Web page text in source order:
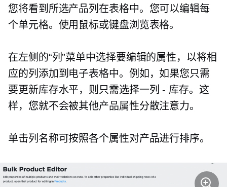
您将看到所选产品列在表格中。您可以编辑每
个单元格。使用鼠标或键盘浏览表格。
在左侧的“列”菜单中选择要编辑的属性，以将相
应的列添加到电子表格中。例如，如果您只需
要更新库存水平，则只需选择一列 - 库存。这
样，您就不会被其他产品属性分散注意力。
单击列名称可按照各个属性对产品进行排序。